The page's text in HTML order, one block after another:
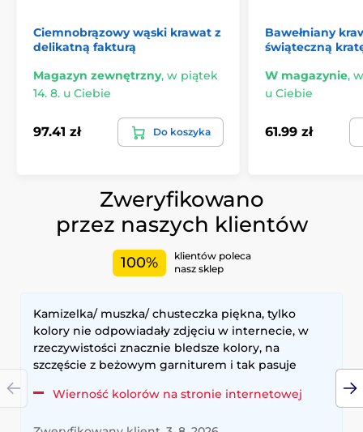
Ciemnobrązowy wąski krawat z
delikatną fakturą
Magazyn zewnętrzny, w piątek
14. 8. u Ciebie
97.41 zł Do koszyka
Bawełniany
świąteczną
W magazynie,
u Ciebie
61.99 zł
Zweryfikowano
przez naszych klientów
100%
klientów poleca
nasz sklep
Kamizelka/ muszka/ chusteczka piękna, tylko
kolory nie odpowiadały zdjęciu w internecie, w
rzeczywistości znacznie bledsze kolory, na
szczęście z beżowym garniturem i tak pasuje
Wierność kolorów na stronie internetowej